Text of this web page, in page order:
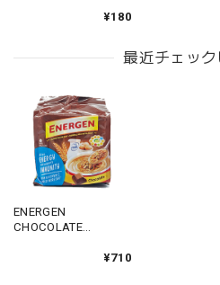
¥180
最近チェッ
ENERGEN
CHOCOLATE
【エナージェン チョ
¥710